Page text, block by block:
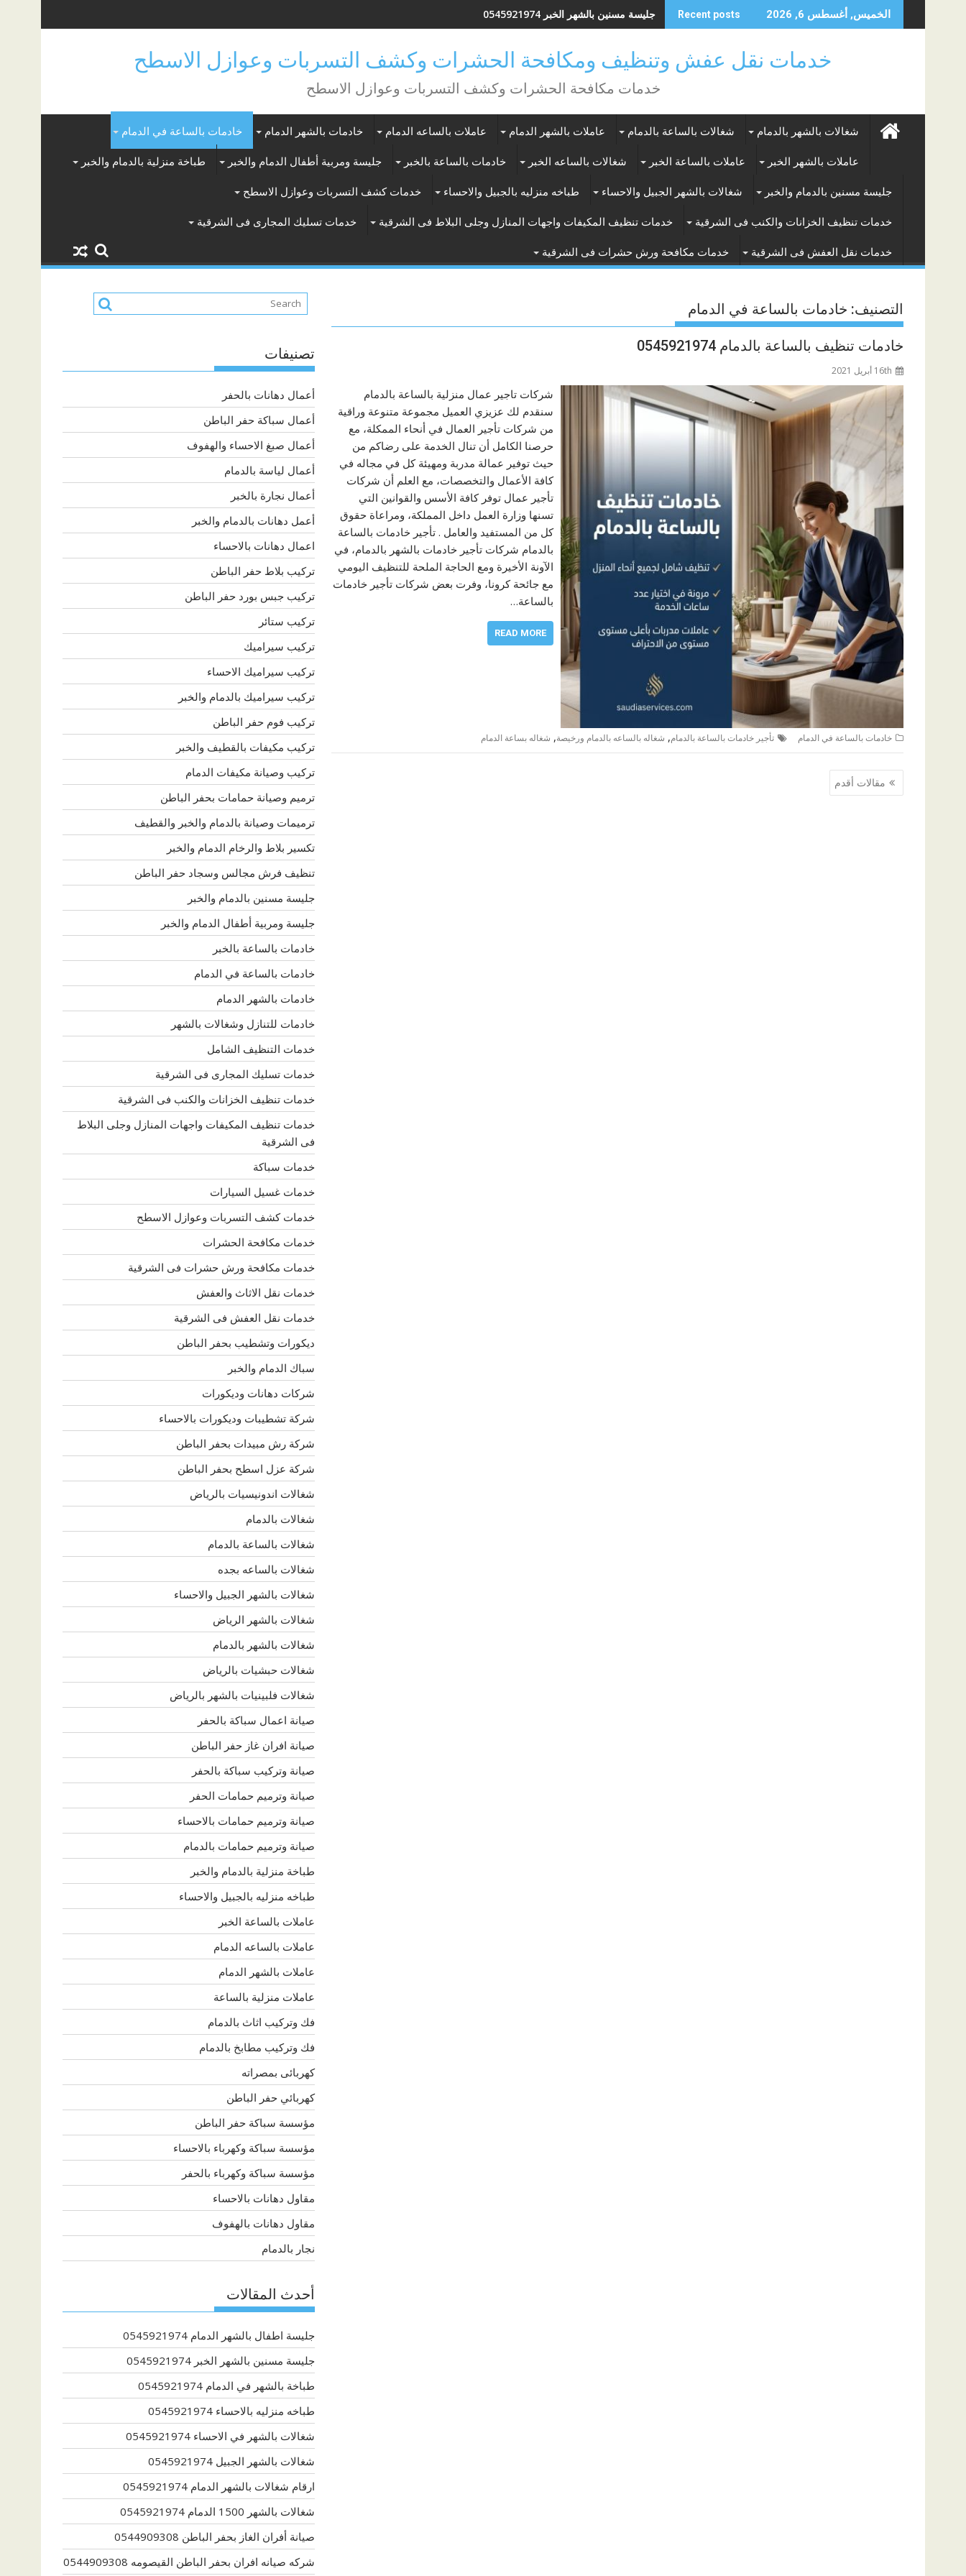
to
الخميس, أغسطس 6, 2026 Recent posts جليسة مسنين بالشهر الخبر 0545921974
خدمات نقل عفش وتنظيف ومكافحة الحشرات وكشف التسربات وعوازل الاسطح
خدمات مكافحة الحشرات وكشف التسربات وعوازل الاسطح
شغالات بالشهر بالدمام شغالات بالساعة بالدمام عاملات بالشهر الدمام عاملات بالساعه الدمام خادمات بالشهر الدمام خادمات بالساعة في الدمام
عاملات بالشهر الخبر عاملات بالساعة الخبر شغالات بالساعه الخبر خادمات بالساعة بالخبر جليسة ومربية أطفال الدمام والخبر طباخة منزلية بالدمام والخبر
جليسة مسنين بالدمام والخبر شغالات بالشهر الجبيل والاحساء طباخه منزليه بالجبيل والاحساء خدمات كشف التسربات وعوازل الاسطح
خدمات تنظيف الخزانات والكنب فى الشرقية خدمات تنظيف المكيفات واجهات المنازل وجلى البلاط فى الشرقية خدمات تسليك المجارى فى الشرقية
خدمات نقل العفش فى الشرقية خدمات مكافحة ورش حشرات فى الشرقية
التصنيف: خادمات بالساعة في الدمام
خادمات تنظيف بالساعة بالدمام 0545921974
16th أبريل 2021
شركات تاجير عمال منزلية بالساعة بالدمام
سنقدم لك عزيزي العميل مجموعة متنوعة وراقية
من شركات تأجير العمال في أنحاء الممكلة، مع
حرصنا الكامل أن تنال الخدمة على رضاكم من
حيث توفير عمالة مدربة ومهيئة كل في مجاله في
كافة الأعمال والتخصصات، مع العلم أن شركات
تأجير عمال توفر كافة الأسس والقوانين التي
تسنها وزارة العمل داخل المملكة، ومراعاة حقوق
كل من المستفيد والعامل . تأجير خادمات بالساعة
بالدمام شركات تأجير خادمات بالشهر بالدمام، في
الآونة الأخيرة ومع الحاجة الملحة للتنظيف اليومي
مع جائحة كرونا، وفرت بعض شركات تأجير خادمات
بالساعة…
READ MORE
خادمات بالساعة في الدمام تأجير خادمات بالساعة بالدمام, شغاله بالساعه بالدمام ورخيصة, شغاله بساعة الدمام
تصفّح
المقالات
مقالات أقدم
تصنيفات
أعمال دهانات بالحفر
أعمال سباكة حفر الباطن
أعمال صبغ الاحساء والهفوف
أعمال لياسة بالدمام
أعمال نجارة بالخبر
أعمل دهانات بالدمام والخبر
اعمال دهانات بالاحساء
تركيب بلاط حفر الباطن
تركيب جبس بورد حفر الباطن
تركيب ستائر
تركيب سيراميك
تركيب سيراميك الاحساء
تركيب سيراميك بالدمام والخبر
تركيب فوم حفر الباطن
تركيب مكيفات بالقطيف والخبر
تركيب وصيانة مكيفات الدمام
ترميم وصيانة حمامات بحفر الباطن
ترميمات وصيانة بالدمام والخبر والقطيف
تكسير بلاط والرخام الدمام والخبر
تنظيف فرش مجالس وسجاد حفر الباطن
جليسة مسنين بالدمام والخبر
جليسة ومربية أطفال الدمام والخبر
خادمات بالساعة بالخبر
خادمات بالساعة في الدمام
خادمات بالشهر الدمام
خادمات للتنازل وشغالات بالشهر
خدمات التنظيف الشامل
خدمات تسليك المجارى فى الشرقية
خدمات تنظيف الخزانات والكنب فى الشرقية
خدمات تنظيف المكيفات واجهات المنازل وجلى البلاط
فى الشرقية
خدمات سباكة
خدمات غسيل السيارات
خدمات كشف التسربات وعوازل الاسطح
خدمات مكافحة الحشرات
خدمات مكافحة ورش حشرات فى الشرقية
خدمات نقل الاثاث والعفش
خدمات نقل العفش فى الشرقية
ديكورات وتشطيب بحفر الباطن
سباك الدمام والخبر
شركات دهانات وديكورات
شركة تشطيبات وديكورات بالاحساء
شركة رش مبيدات بحفر الباطن
شركة عزل اسطح بحفر الباطن
شغالات اندونيسيات بالرياض
شغالات بالدمام
شغالات بالساعة بالدمام
شغالات بالساعه بجده
شغالات بالشهر الجبيل والاحساء
شغالات بالشهر الرياض
شغالات بالشهر بالدمام
شغالات حبشيات بالرياض
شغالات فلبينيات بالشهر بالرياض
صيانة اعمال سباكة بالحفر
صيانة افران غاز حفر الباطن
صيانة وتركيب سباكة بالحفر
صيانة وترميم حمامات الحفر
صيانة وترميم حمامات بالاحساء
صيانة وترميم حمامات بالدمام
طباخة منزلية بالدمام والخبر
طباخه منزليه بالجبيل والاحساء
عاملات بالساعة الخبر
عاملات بالساعه الدمام
عاملات بالشهر الدمام
عاملات منزلية بالساعة
فك وتركيب اثاث بالدمام
فك وتركيب مطابخ بالدمام
كهربائى بمصراته
كهربائي حفر الباطن
مؤسسة سباكة حفر الباطن
مؤسسة سباكة وكهرباء بالاحساء
مؤسسة سباكة وكهرباء بالحفر
مقاول دهانات بالاحساء
مقاول دهانات بالهفوف
نجار بالدمام
أحدث المقالات
جليسة اطفال بالشهر الدمام 0545921974
جليسة مسنين بالشهر الخبر 0545921974
طباخة بالشهر في الدمام 0545921974
طباخه منزليه بالاحساء 0545921974
شغالات بالشهر في الاحساء 0545921974
شغالات بالشهر الجبيل 0545921974
ارقام شغالات بالشهر الدمام 0545921974
شغالات بالشهر 1500 الدمام 0545921974
صيانة أفران الغاز بحفر الباطن 0544909308
شركه صيانه افران بحفر الباطن القيصومه 0544909308